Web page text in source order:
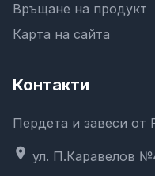
Връщане на продукт
Карта на сайта
Контакти
Пердета и завеси от
location_on ул. П.Каравелов